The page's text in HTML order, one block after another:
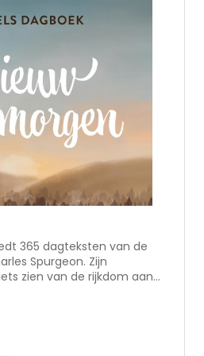
365 dagteksten van de
Spurgeon. Zijn
zien van de rijkdom aan
Bij deze hernieuwde
van de HSV.
dicht bij mensen van